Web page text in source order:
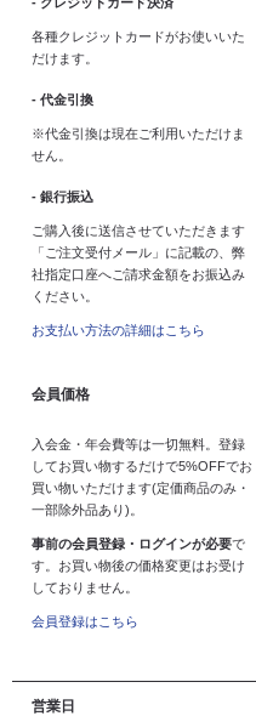
各種クレジットカードがお使いいた
だけます。
- 代金引換
※代金引換は現在ご利用いただけま
せん。
- 銀行振込
ご購入後に送信させていただきます
「ご注文受付メール」に記載の、弊
社指定口座へご請求金額をお振込み
ください。
お支払い方法の詳細はこちら
会員価格
入会金・年会費等は一切無料。登録
してお買い物するだけで5%OFFでお
買い物いただけます(定価商品のみ・
一部除外品あり)。
事前の会員登録・ログインが必要で
す。お買い物後の価格変更はお受け
しておりません。
会員登録はこちら
営業日